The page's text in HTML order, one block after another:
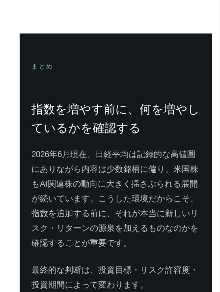
まとめ
指数を増やす前に、何を増やし
ているかを確認する
2026年6月現在、日経平均は記録的な高値圏
にありながら内容は少数銘柄に偏り、米国株
もAI関連株の動向に大きく揺さぶられる展開
が続いています。こうした環境だからこそ、
指数を追加する前に、それが本当に新しいリ
スク・リターンの源泉を加えるものなのかを
確認することが重要です。
最終的な判断は、投資目標・リスク許容度・
投資期間によって変わります。